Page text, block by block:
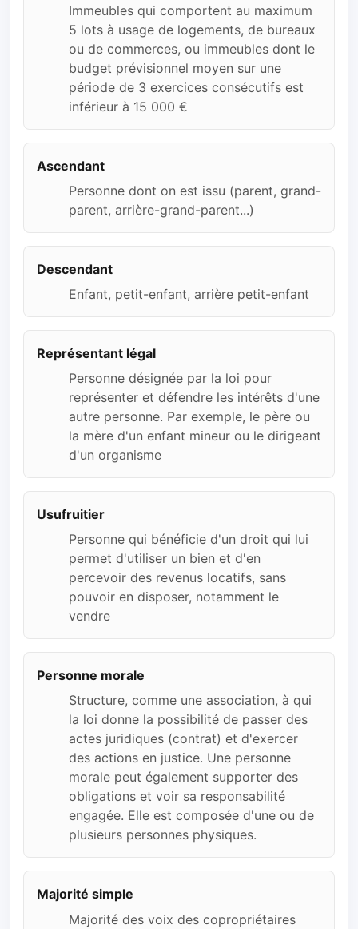
Immeubles qui comportent au maximum
5 lots à usage de logements, de bureaux
ou de commerces, ou immeubles dont le
budget prévisionnel moyen sur une
période de 3 exercices consécutifs est
inférieur à 15 000 €
Ascendant
Personne dont on est issu (parent, grand-
parent, arrière-grand-parent...)
Descendant
Enfant, petit-enfant, arrière petit-enfant
Représentant légal
Personne désignée par la loi pour
représenter et défendre les intérêts d'une
autre personne. Par exemple, le père ou
la mère d'un enfant mineur ou le dirigeant
d'un organisme
Usufruitier
Personne qui bénéficie d'un droit qui lui
permet d'utiliser un bien et d'en
percevoir des revenus locatifs, sans
pouvoir en disposer, notamment le
vendre
Personne morale
Structure, comme une association, à qui
la loi donne la possibilité de passer des
actes juridiques (contrat) et d'exercer
des actions en justice. Une personne
morale peut également supporter des
obligations et voir sa responsabilité
engagée. Elle est composée d'une ou de
plusieurs personnes physiques.
Majorité simple
Majorité des voix des copropriétaires